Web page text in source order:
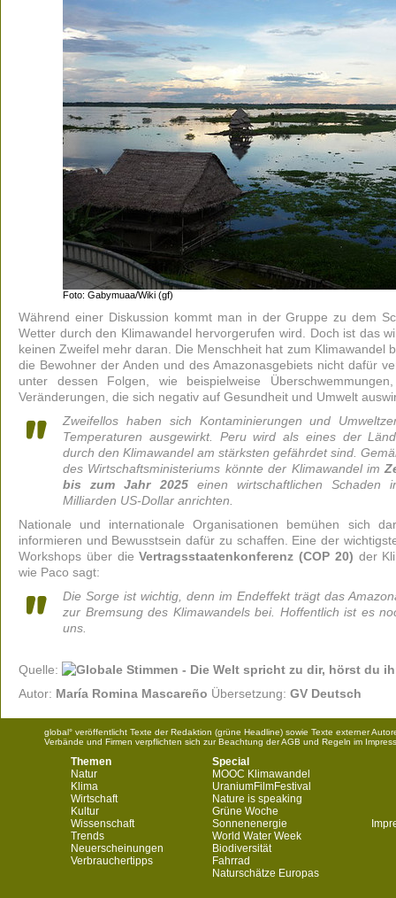
Foto: Gabymuaa/Wiki (gf)
Während einer Diskussion kommt man in der Gruppe zu dem
Wetter durch den Klimawandel hervorgerufen wird. Doch ist das
keinen Zweifel mehr daran. Die Menschheit hat zum Klimawandel
die Bewohner der Anden und des Amazonasgebiets nicht dafür
unter dessen Folgen, wie beispielweise
Veränderungen, die sich negativ auf Gesundheit und Umwelt
Zweifellos haben sich Kontaminierungen und
Temperaturen ausgewirkt. Peru wird als eines der
durch den Klimawandel am stärksten gefährdet sind.
des Wirtschaftsministeriums könnte der Klimawandel im
bis zum Jahr 2025einen wirtschaftlichen Schaden
Milliarden US-Dollar anrichten.
Nationale und internationale Organisationen bemühen sich
informieren und Bewusstsein dafür zu schaffen. Eine der
Workshops über dieVertragsstaatenkonferenz (COP 20) der
wie Paco sagt:
Die Sorge ist wichtig, denn im Endeffekt trägt das
zur Bremsung des Klimawandels bei. Hoffentlich ist es
uns.
Quelle:
Autor: María Romina Mascareño Übersetzung: GV Deutsch
global° veröffentlicht Texte der Redaktion (grüne Headline) sowie Texte externer
Verbände und Firmen verpflichten sich zur Beachtung der AGB und Regeln im
Themen
Natur
Klima
Wirtschaft
Kultur
Wissenschaft
Trends
Neuerscheinungen
Verbrauchertipps
Special
MOOC Klimawandel
UraniumFilmFestival
Nature is speaking
Grüne Woche
Sonnenenergie
World Water Week
Biodiversität
Fahrrad
Naturschätze Europas